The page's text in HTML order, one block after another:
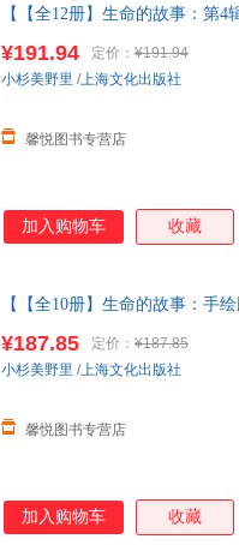
【【全12册】生命的故事：第
当当客服
¥191.94 定价： ¥191.94
馨悦图书专营店
小杉美野里 /上海文化出版社
加入购物车 收藏
【【全10册】生命的故事：手
当当客服
¥187.85 定价： ¥187.85
馨悦图书专营店
小杉美野里 /上海文化出版社
加入购物车 收藏